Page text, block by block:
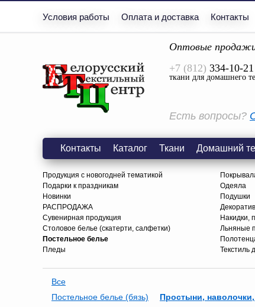
Условия работы Оплата и доставка Контакты
Оптовые
+7 (812) 334-10-21
ткани для домашнего
Есть вопросы?
Контакты Каталог Ткани Домашний
Продукция с новогодней тематикой
Подарки к праздникам
Новинки
РАСПРОДАЖА
Сувенирная продукция
Столовое белье (скатерти, салфетки)
Постельное белье
Пледы
Одеяла
Подушки
Накидки,
Льняные
Текстиль
Все
Постельное белье (бязь)
Простыни,